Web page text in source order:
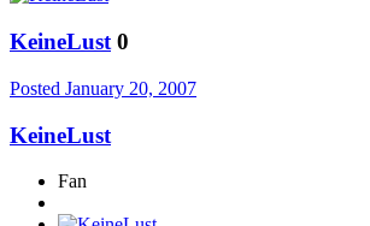
KeineLust 0
Posted January 20, 2007
KeineLust
Fan